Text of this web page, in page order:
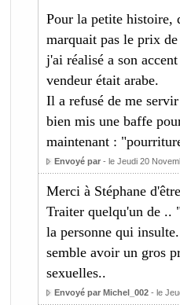
Pour la petite histoire,
marquait pas le prix
j'ai réalisé a son
vendeur était arabe.
Il a refusé de me
bien mis une baffe
maintenant :
Envoyé par - le Jeudi 20
Merci à Stéphane
Traiter quelqu'un de ..
la personne qui
semble avoir un gros
sexuelles..
Envoyé par Michel_002- le